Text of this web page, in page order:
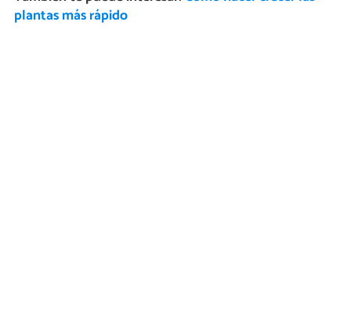
plantas más rápido